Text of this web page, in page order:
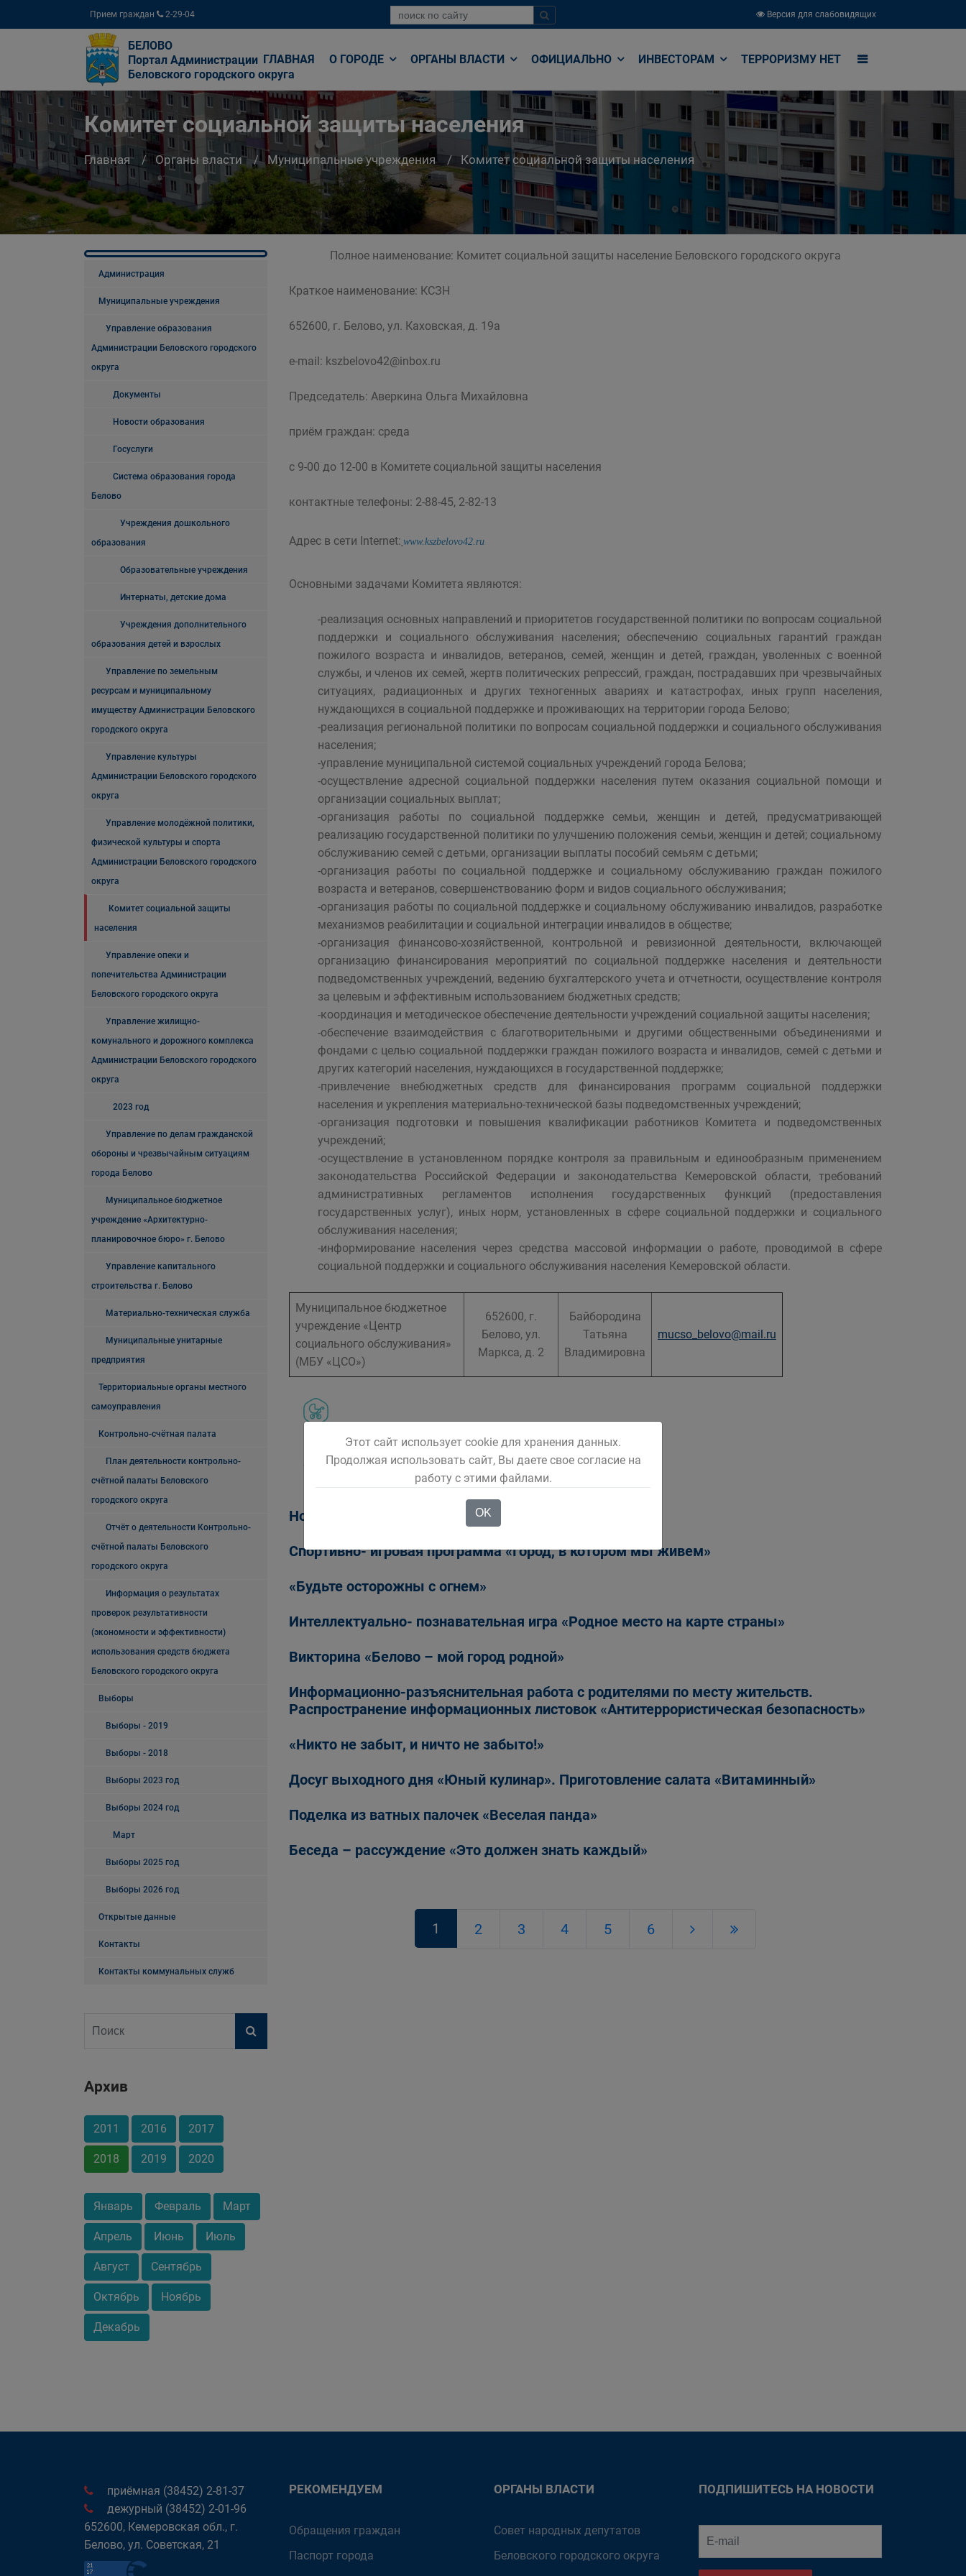
Прием граждан 2-29-04 Версия для слабовидящих
БЕЛОВО
Портал Администрации
Беловского городского округа
ГЛАВНАЯ О ГОРОДЕ ОРГАНЫ ВЛАСТИ ОФИЦИАЛЬНО ИНВЕСТОРАМ ТЕРРОРИЗМУ НЕТ
Комитет социальной защиты населения
Главная Органы власти Муниципальные учреждения Комитет социальной защиты населения
Администрация
Муниципальные учреждения
Управление образования
Администрации Беловского городского
округа
Документы
Новости образования
Госуслуги
Система образования города
Белово
Учреждения дошкольного
образования
Образовательные учреждения
Интернаты, детские дома
Учреждения дополнительного
образования детей и взрослых
Управление по земельным
ресурсам и муниципальному
имуществу Администрации Беловского
городского округа
Управление культуры
Администрации Беловского городского
округа
Управление молодёжной политики,
физической культуры и спорта
Администрации Беловского городского
округа
Комитет социальной защиты
населения
Управление опеки и
попечительства Администрации
Беловского городского округа
Управление жилищно-
комунального и дорожного комплекса
Администрации Беловского городского
округа
2023 год
Управление по делам гражданской
обороны и чрезвычайным ситуациям
города Белово
Муниципальное бюджетное
учреждение «Архитектурно-
планировочное бюро» г. Белово
Управление капитального
строительства г. Белово
Материально-техническая служба
Муниципальные унитарные
предприятия
Территориальные органы местного
самоуправления
Контрольно-счётная палата
План деятельности контрольно-
счётной палаты Беловского
городского округа
Отчёт о деятельности Контрольно-
счётной палаты Беловского
городского округа
Информация о результатах
проверок результативности
(экономности и эффективности)
использования средств бюджета
Беловского городского округа
Выборы
Выборы - 2019
Выборы - 2018
Выборы 2023 год
Выборы 2024 год
Март
Выборы 2025 год
Выборы 2026 год
Открытые данные
Контакты
Контакты коммунальных служб
Архив
2011 2016 2017
2018 2019 2020
Январь Февраль Март
Апрель Июнь Июль
Август Сентябрь
Октябрь Ноябрь
Декабрь
Полное наименование: Комитет социальной защиты население Беловского городского округа
Краткое наименование: КСЗН
652600, г. Белово, ул. Каховская, д. 19а
e-mail: kszbelovo42@inbox.ru
Председатель: Аверкина Ольга Михайловна
приём граждан: среда
с 9-00 до 12-00 в Комитете социальной защиты населения
контактные телефоны: 2-88-45, 2-82-13
Адрес в сети Internet: www.kszbelovo42.ru
Основными задачами Комитета являются:
-реализация основных направлений и приоритетов государственной политики по вопросам социальной
поддержки и социального обслуживания населения; обеспечению социальных гарантий граждан
пожилого возраста и инвалидов, ветеранов, семей, женщин и детей, граждан, уволенных с военной
службы, и членов их семей, жертв политических репрессий, граждан, пострадавших при чрезвычайных
ситуациях, радиационных и других техногенных авариях и катастрофах, иных групп населения,
нуждающихся в социальной поддержке и проживающих на территории города Белово;
-реализация региональной политики по вопросам социальной поддержки и социального обслуживания
населения;
-управление муниципальной системой социальных учреждений города Белова;
-осуществление адресной социальной поддержки населения путем оказания социальной помощи и
организации социальных выплат;
-организация работы по социальной поддержке семьи, женщин и детей, предусматривающей
реализацию государственной политики по улучшению положения семьи, женщин и детей; социальному
обслуживанию семей с детьми, организации выплаты пособий семьям с детьми;
-организация работы по социальной поддержке и социальному обслуживанию граждан пожилого
возраста и ветеранов, совершенствованию форм и видов социального обслуживания;
-организация работы по социальной поддержке и социальному обслуживанию инвалидов, разработке
механизмов реабилитации и социальной интеграции инвалидов в обществе;
-организация финансово-хозяйственной, контрольной и ревизионной деятельности, включающей
организацию финансирования мероприятий по социальной поддержке населения и деятельности
подведомственных учреждений, ведению бухгалтерского учета и отчетности, осуществление контроля
за целевым и эффективным использованием бюджетных средств;
-координация и методическое обеспечение деятельности учреждений социальной защиты населения;
-обеспечение взаимодействия с благотворительными и другими общественными объединениями и
фондами с целью социальной поддержки граждан пожилого возраста и инвалидов, семей с детьми и
других категорий населения, нуждающихся в государственной поддержке;
-привлечение внебюджетных средств для финансирования программ социальной поддержки
населения и укрепления материально-технической базы подведомственных учреждений;
-организация подготовки и повышения квалификации работников Комитета и подведомственных
учреждений;
-осуществление в установленном порядке контроля за правильным и единообразным применением
законодательства Российской Федерации и законодательства Кемеровской области, требований
административных регламентов исполнения государственных функций (предоставления
государственных услуг), иных норм, установленных в сфере социальной поддержки и социального
обслуживания населения;
-информирование населения через средства массовой информации о работе, проводимой в сфере
социальной поддержки и социального обслуживания населения Кемеровской области.
Муниципальное бюджетное
учреждение «Центр
социального обслуживания»
(МБУ «ЦСО»)
652600, г.
Белово, ул.
Маркса, д. 2
Байбородина
Татьяна
Владимировна
mucso_belovo@mail.ru
Семья и дети
Новогоднее волшебство от Беловской ГРЭС
Спортивно- игровая программа «Город, в котором мы живем»
«Будьте осторожны с огнем»
Интеллектуально- познавательная игра «Родное место на карте страны»
Викторина «Белово – мой город родной»
Информационно-разъяснительная работа с родителями по месту жительств.
Распространение информационных листовок «Антитеррористическая безопасность»
«Никто не забыт, и ничто не забыто!»
Досуг выходного дня «Юный кулинар». Приготовление салата «Витаминный»
Поделка из ватных палочек «Веселая панда»
Беседа – рассуждение «Это должен знать каждый»
1 2 3 4 5 6
приёмная (38452) 2-81-37
дежурный (38452) 2-01-96
652600, Кемеровская обл., г.
Белово, ул. Советская, 21
РЕКОМЕНДУЕМ
Обращения граждан
Паспорт города
ОРГАНЫ ВЛАСТИ
Совет народных депутатов
Беловского городского округа
ПОДПИШИТЕСЬ НА НОВОСТИ
Этот сайт использует cookie для хранения данных.
Продолжая использовать сайт, Вы даете свое согласие на
работу с этими файлами.
OK